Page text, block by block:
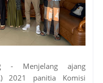
- Menjelang ajang
2021 panitia Komisi